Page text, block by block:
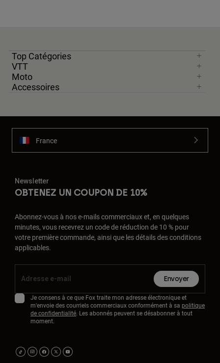
Top Catégories
VTT
Moto
Accessoires
France
Newsletter
OBTENEZ UN COUPON DE 10%
Abonnez-vous à nos e-mails commerciaux et, en quelques
minutes, vous recevrez un code de réduction de 10 % pour
votre première commande, ainsi que les détails des conditions
applicables.
Envoyer
Je consens à ce que Fox traite mon adresse électronique et
m'envoie des courriels commerciaux conformément à sa politique
de confidentialité. Les abonnés peuvent se désabonner à tout
moment.